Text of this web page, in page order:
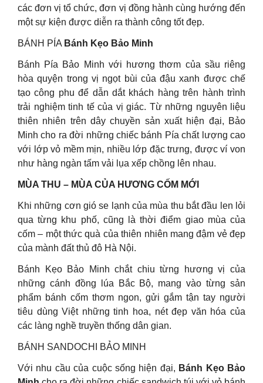
các đơn vị tổ chức, đơn vị đồng hành cùng hướng đến
một sự kiện được diễn ra thành công tốt đẹp.
BÁNH PÍA Bánh Kẹo Bảo Minh
Bánh Pía Bảo Minh với hương thơm của sầu riêng
hòa quyện trong vị ngọt bùi của đậu xanh được chế
tạo công phu để dẫn dắt khách hàng trên hành trình
trải nghiệm tinh tế của vị giác. Từ những nguyên liệu
thiên nhiên trên dây chuyền sản xuất hiện đại, Bảo
Minh cho ra đời những chiếc bánh Pía chất lượng cao
với lớp vỏ mềm mịn, nhiều lớp đặc trưng, được ví von
như hàng ngàn tấm vải lụa xếp chồng lên nhau.
MÙA THU – MÙA CỦA HƯƠNG CỐM MỚI
Khi những cơn gió se lạnh của mùa thu bắt đầu len lỏi
qua từng khu phố, cũng là thời điểm giao mùa của
cốm – một thức quà của thiên nhiên mang đậm vẻ đẹp
của mành đất thủ đô Hà Nội.
Bánh Kẹo Bảo Minh chắt chiu từng hương vị của
những cánh đồng lúa Bắc Bộ, mang vào từng sản
phẩm bánh cốm thơm ngon, gửi gắm tận tay người
tiêu dùng Việt những tinh hoa, nét đẹp văn hóa của
các làng nghề truyền thống dân gian.
BÁNH SANDOCHI BẢO MINH
Với nhu cầu của cuộc sống hiện đại, Bánh Kẹo Bảo